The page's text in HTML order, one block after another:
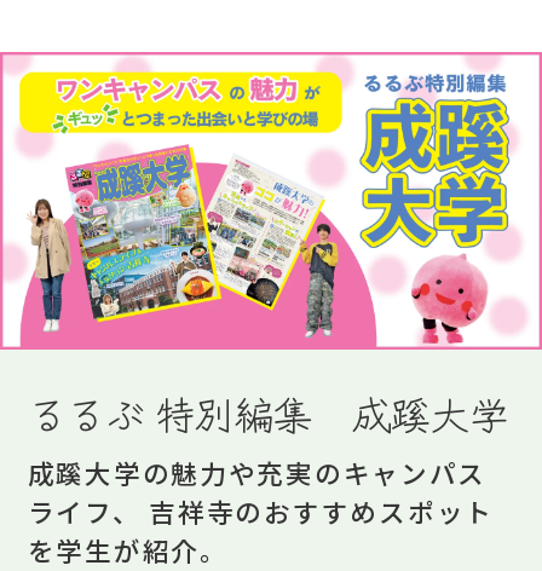
るるぶ 特別編集 成蹊大学
成蹊大学の魅力や充実のキャンパス
ライフ、
吉祥寺のおすすめスポット
を学生が紹介。